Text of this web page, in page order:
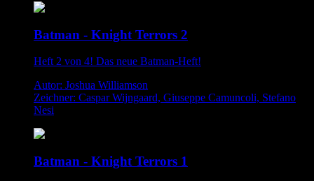
Batman - Knight Terrors 2
Heft 2 von 4! Das neue Batman-Heft!
Autor: Joshua Williamson
Zeichner: Caspar Wijngaard, Giuseppe Camuncoli, Stefano
Nesi
Batman - Knight Terrors 1